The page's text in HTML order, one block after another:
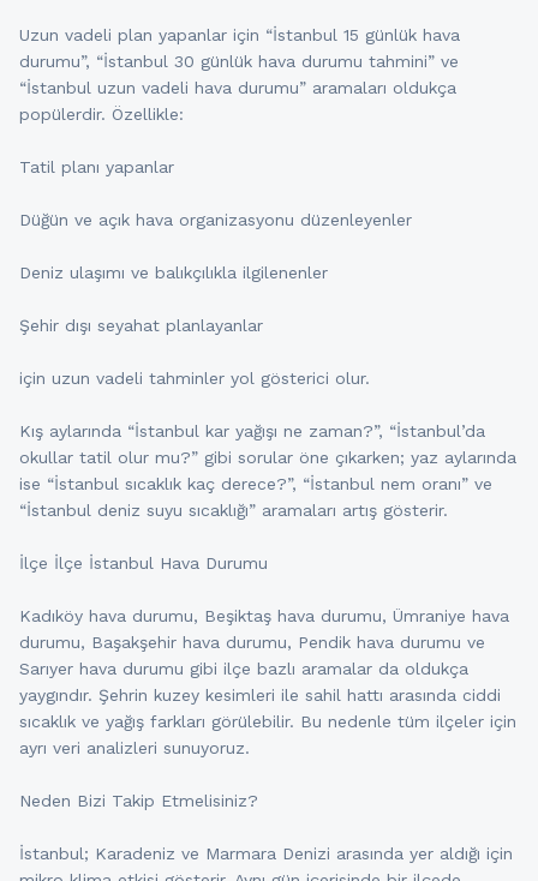
Uzun vadeli plan yapanlar için “İstanbul 15 günlük hava
durumu”, “İstanbul 30 günlük hava durumu tahmini” ve
“İstanbul uzun vadeli hava durumu” aramaları oldukça
popülerdir. Özellikle:
Tatil planı yapanlar
Düğün ve açık hava organizasyonu düzenleyenler
Deniz ulaşımı ve balıkçılıkla ilgilenenler
Şehir dışı seyahat planlayanlar
için uzun vadeli tahminler yol gösterici olur.
Kış aylarında “İstanbul kar yağışı ne zaman?”, “İstanbul’da
okullar tatil olur mu?” gibi sorular öne çıkarken; yaz aylarında
ise “İstanbul sıcaklık kaç derece?”, “İstanbul nem oranı” ve
“İstanbul deniz suyu sıcaklığı” aramaları artış gösterir.
İlçe İlçe İstanbul Hava Durumu
Kadıköy hava durumu, Beşiktaş hava durumu, Ümraniye hava
durumu, Başakşehir hava durumu, Pendik hava durumu ve
Sarıyer hava durumu gibi ilçe bazlı aramalar da oldukça
yaygındır. Şehrin kuzey kesimleri ile sahil hattı arasında ciddi
sıcaklık ve yağış farkları görülebilir. Bu nedenle tüm ilçeler için
ayrı veri analizleri sunuyoruz.
Neden Bizi Takip Etmelisiniz?
İstanbul; Karadeniz ve Marmara Denizi arasında yer aldığı için